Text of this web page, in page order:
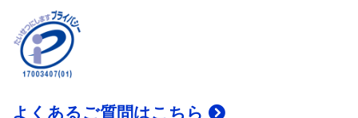
よくあるご質問はこちら